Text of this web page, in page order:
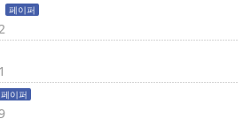
페이퍼
페이퍼